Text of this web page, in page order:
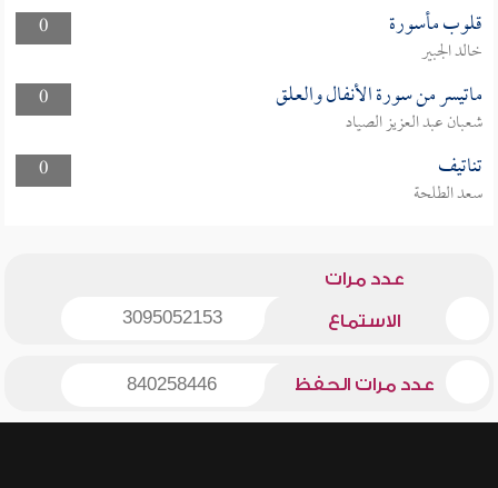
0
قلوب مأسورة
خالد الجبير
0
ماتيسر من سورة الأنفال والعلق
شعبان عبد العزيز الصياد
0
تناتيف
سعد الطلحة
عدد مرات
الاستماع 3095052153
عدد مرات الحفظ 840258446